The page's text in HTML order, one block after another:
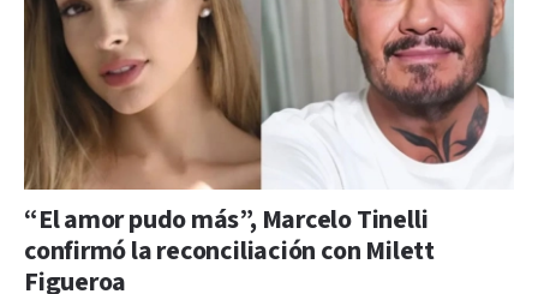
“El amor pudo más”, Marcelo Tinelli
confirmó la reconciliación con Milett
Figueroa